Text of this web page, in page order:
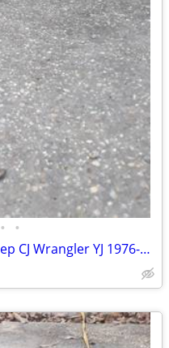
• •
Rear Bumperettes Black for Jeep CJ Wrangler YJ 1976-1995 Pair Crown